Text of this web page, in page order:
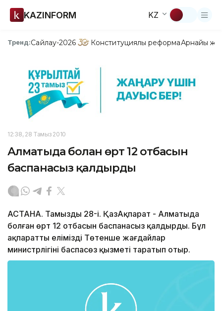
KAZINFORM KZ
Тренд:Сайлау-2026 Конституциялық реформаАрнайы
12:38, 28 Тамыз 2010
Алматыда болған өрт 12 отбасын
баспанасыз қалдырды
АСТАНА. Тамыздың 28-і. ҚазАқпарат - Алматыда
болған өрт 12 отбасын баспанасыз қалдырды. Бұл
ақпаратты еліміздің Төтенше жағдайлар
министрлігінің баспасөз қызметі таратып отыр.